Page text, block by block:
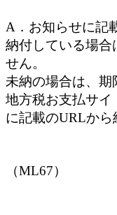
A．お知らせに記
納付している場合
せん。
未納の場合は、期
地方税お支払サイ
に記載のURLから
（ML67）